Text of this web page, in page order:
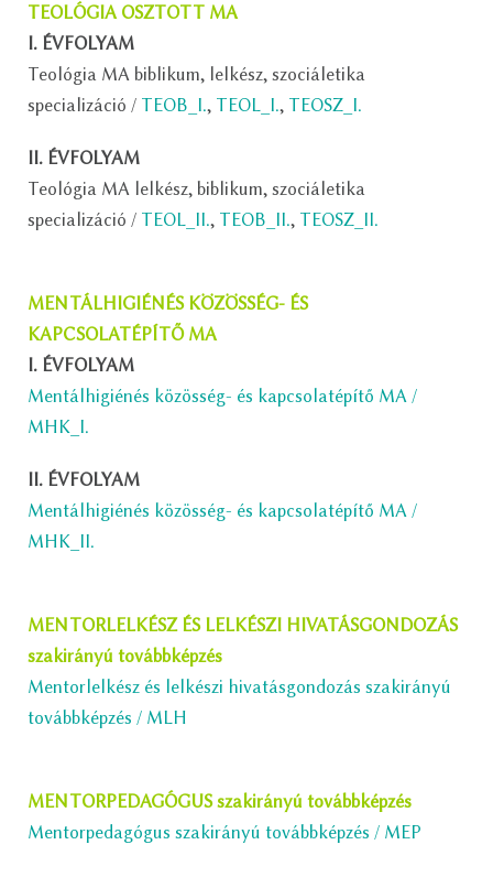
TEOLÓGIA OSZTOTT MA
I. ÉVFOLYAM
Teológia MA biblikum, lelkész, szociáletika
specializáció / TEOB_I., TEOL_I., TEOSZ_I.
II. ÉVFOLYAM
Teológia MA lelkész, biblikum, szociáletika
specializáció / TEOL_II., TEOB_II., TEOSZ_II.
MENTÁLHIGIÉNÉS KÖZÖSSÉG- ÉS
KAPCSOLATÉPÍTŐ MA
I. ÉVFOLYAM
Mentálhigiénés közösség- és kapcsolatépítő MA /
MHK_I.
II. ÉVFOLYAM
Mentálhigiénés közösség- és kapcsolatépítő MA /
MHK_II.
MENTORLELKÉSZ ÉS LELKÉSZI HIVATÁSGONDOZÁS
szakirányú továbbképzés
Mentorlelkész és lelkészi hivatásgondozás szakirányú
továbbképzés / MLH
MENTORPEDAGÓGUS szakirányú továbbképzés
Mentorpedagógus szakirányú továbbképzés / MEP